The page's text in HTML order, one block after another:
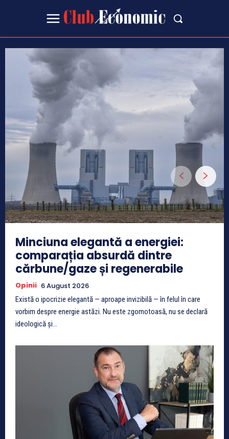
Minciuna elegantă a energiei:
comparația absurdă dintre
cărbune/gaze și regenerabile
Opinii 6 August 2026
Există o ipocrizie elegantă — aproape invizibilă — în felul în care
vorbim despre energie astăzi. Nu este zgomotoasă, nu se declară
ideologică și...